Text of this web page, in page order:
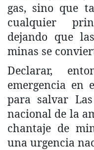
gas, sino que
cualquier
dejando que
minas se
Declarar,
emergencia en
para salvar
nacional de la
chantaje de
una urgencia